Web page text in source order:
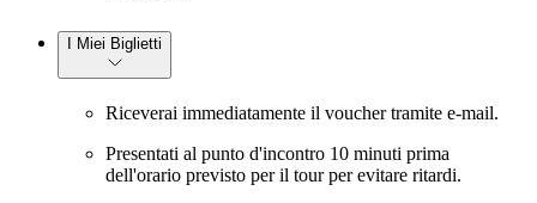
I Miei Biglietti
Riceverai immediatamente il voucher tramite e-mail.
Presentati al punto d'incontro 10 minuti prima
dell'orario previsto per il tour per evitare ritardi.